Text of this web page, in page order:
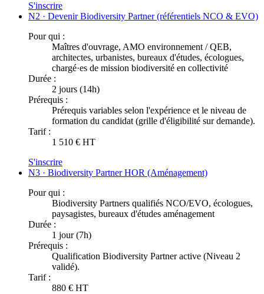
S'inscrire
N2 · Devenir Biodiversity Partner (référentiels NCO & EVO)
Pour qui :
Maîtres d'ouvrage, AMO environnement / QEB,
architectes, urbanistes, bureaux d'études, écologues,
chargé·es de mission biodiversité en collectivité
Durée :
2 jours (14h)
Prérequis :
Prérequis variables selon l'expérience et le niveau de
formation du candidat (grille d'éligibilité sur demande).
Tarif :
1 510 € HT
S'inscrire
N3 · Biodiversity Partner HOR (Aménagement)
Pour qui :
Biodiversity Partners qualifiés NCO/EVO, écologues,
paysagistes, bureaux d'études aménagement
Durée :
1 jour (7h)
Prérequis :
Qualification Biodiversity Partner active (Niveau 2
validé).
Tarif :
880 € HT